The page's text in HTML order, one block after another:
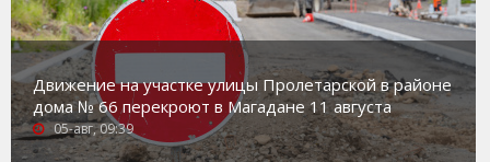
Движение на участке улицы Пролетарской в районе
дома № 66 перекроют в Магадане 11 августа
05-авг, 09:39